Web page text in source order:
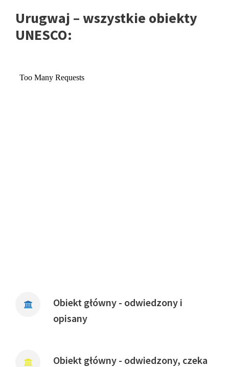
Urugwaj – wszystkie obiekty
UNESCO:
Obiekt główny - odwiedzony i
opisany
Obiekt główny - odwiedzony, czeka